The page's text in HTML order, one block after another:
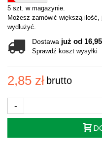
5 szt. w magazynie.
Możesz zamówić większą
wydłużyć.
Dostawa już od 16,95
Sprawdź koszt wysyłki
2,85 zł brutto
-